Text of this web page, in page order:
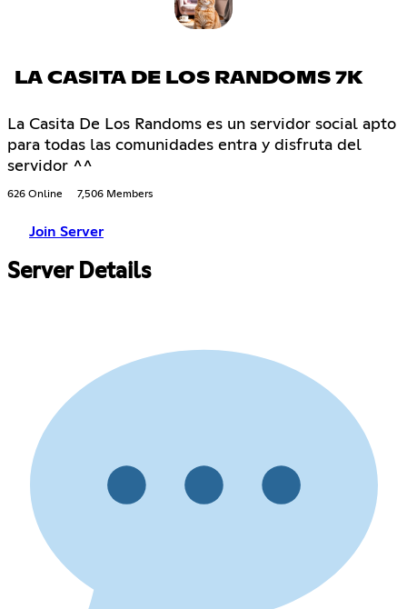
LA CASITA DE LOS RANDOMS 7K
La Casita De Los Randoms es un servidor social apto
para todas las comunidades entra y disfruta del
servidor ^^
626 Online 7,506 Members
Join Server
Server Details